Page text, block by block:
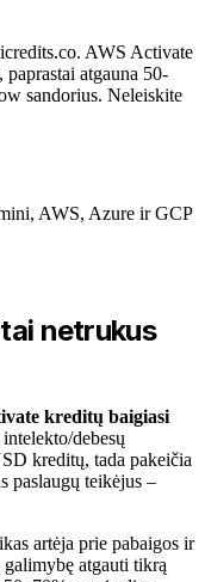
AWS Activate
atgauna 50-
sandorius. Neleiskite
AWS, Azure ir GCP
netrukus
kreditų baigiasi
debesų
kreditų, tada pakeičia
paslaugų teikėjus –
artėja prie pabaigos ir
atgauti tikrą